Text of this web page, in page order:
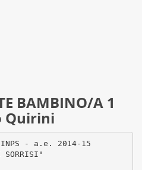
BAMBINO/A 1
Quirini
- a.e. 2014-15
SORRISI"